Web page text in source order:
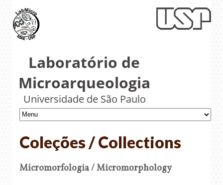
Laboratório de
Microarqueologia
Universidade de São Paulo
Coleções / Collections
Micromorfologia / Micromorphology